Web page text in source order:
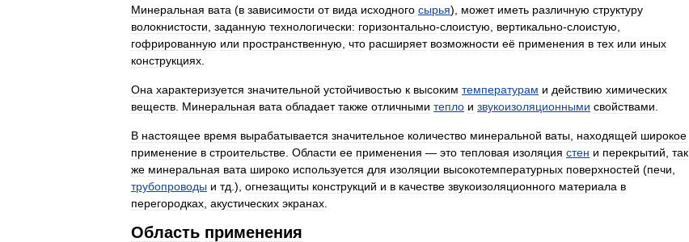
Минеральная вата (в зависимости от вида исходного сырья), может иметь различную структуру
волокнистости заданную технологически: горизонтально-слоистую вертикально-слоистую
гофрированную или пространственную что расширяет возможности её применения в тех или иных
конструкциях
Она характеризуется значительной устойчивостью к высоким температурам и действию химических
веществ Минеральная вата обладает также отличными тепло и звукоизоляционными свойствами
В настоящее время вырабатывается значительное количество минеральной ваты находящей широкое
применение в строительстве Области ее применения — это тепловая изоляция стен и перекрытий так
же минеральная вата широко используется для изоляции высокотемпературных поверхностей (печи
трубопроводы и тд .), огнезащиты конструкций и в качестве звукоизоляционного материала в
перегородках акустических экранах
Область применения